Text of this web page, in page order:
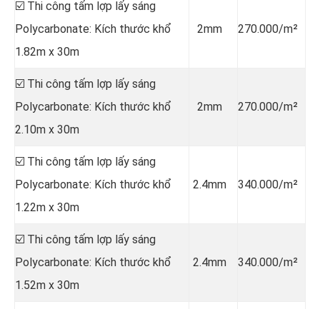
☑️ Thi công tấm lợp lấy sáng
Polycarbonate: Kích thước khổ
1.82m x 30m
2mm 270.000/m²
☑️ Thi công tấm lợp lấy sáng
Polycarbonate: Kích thước khổ
2.10m x 30m
2mm 270.000/m²
☑️ Thi công tấm lợp lấy sáng
Polycarbonate: Kích thước khổ
1.22m x 30m
2.4mm 340.000/m²
☑️ Thi công tấm lợp lấy sáng
Polycarbonate: Kích thước khổ
1.52m x 30m
2.4mm 340.000/m²